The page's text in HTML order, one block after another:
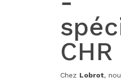
CHR
Chez Lobrot,